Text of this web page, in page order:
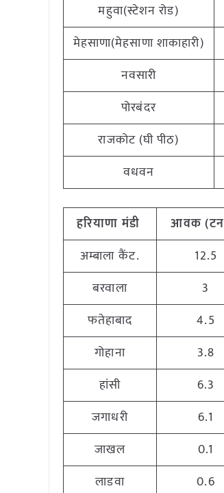
महुवा(स्टेशन रोड)
मेहसाणा(मेहसाणा शाकाहारी)
नवसारी
पोरबंदर
राजकोट (घी पीठ)
वधवन
हरियाणा मंडी आवक (टन
अम्बाला कैंट.
12.5
बरवाला
3
फतेहाबाद
4.5
गोहाना
3.8
हांसी
6.3
जगाधरी
6.1
जाखल
0.1
लाडवा
0.6